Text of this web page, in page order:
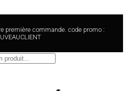
première commande. code promo :